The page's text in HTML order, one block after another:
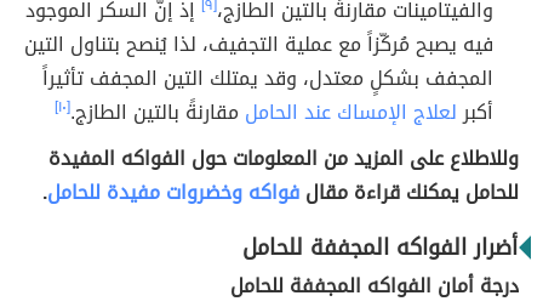
والفيتامينات مقارنةً بالتين الطازج، إذ إنَّ السكر الموجود
فيه يصبح مُركّزاً مع عملية التجفيف، لذا يُنصح بتناول التين
المجفف بشكلٍ معتدل، وقد يمتلك التين المجفف تأثيراً
أكبرلعلاج الإمساك عند الحامل مقارنةً بالتين الطازج.[١٠]
وللاطلاع على المزيد من المعلومات حول الفواكه المفيدة
للحامل يمكنك قراءة مقالفواكه وخضروات مفيدة للحامل.
أضرار الفواكه المجففة للحامل
درجة أمان الفواكه المجففة للحامل